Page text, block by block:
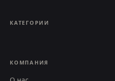
КАТЕГОРИИ
КОМПАНИЯ